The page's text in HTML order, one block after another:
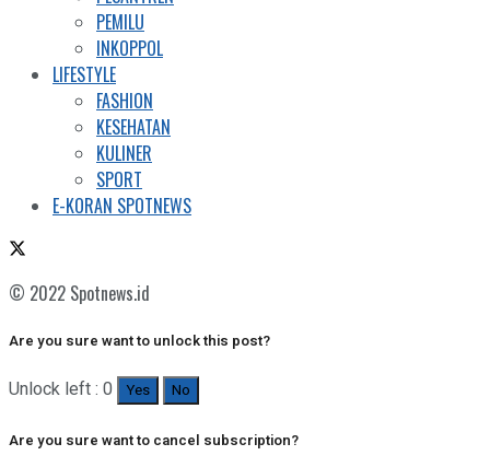
PEMILU
INKOPPOL
LIFESTYLE
FASHION
KESEHATAN
KULINER
SPORT
E-KORAN SPOTNEWS
© 2022 Spotnews.id
Are you sure want to unlock this post?
Unlock left : 0 Yes No
Are you sure want to cancel subscription?